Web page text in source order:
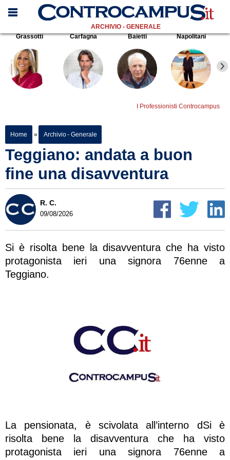
ARCHIVIO - GENERALE
Grassotti
Carfagna Baietti Napolitani
I Professionisti Controcampus
Home » Archivio - Generale
Teggiano: andata a buon
fine una disavventura
R. C.
09/08/2026
Si è risolta bene la disavventura che ha visto
protagonista ieri una signora 76enne a
Teggiano.
La pensionata, è scivolata all’interno dSi è
risolta bene la disavventura che ha visto
protagonista ieri una signora 76enne a